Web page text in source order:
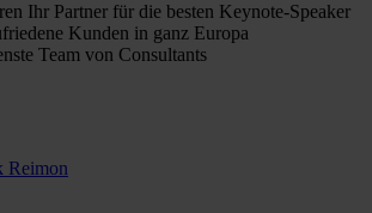
Ihr Partner für die besten Keynote-Speaker
Kunden in ganz Europa
Team von Consultants
Reimon